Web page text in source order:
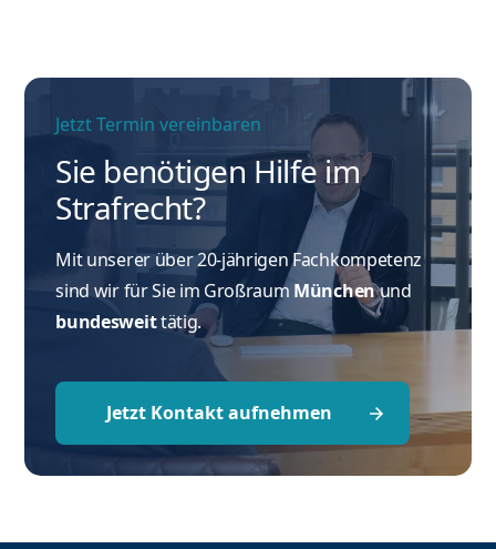
Jetzt Termin vereinbaren
Sie benötigen Hilfe im
Strafrecht?
Mit unserer über 20-jährigen Fachkompetenz
sind wir für Sie im Großraum Münchenund
bundesweittätig.
Jetzt Kontakt aufnehmen